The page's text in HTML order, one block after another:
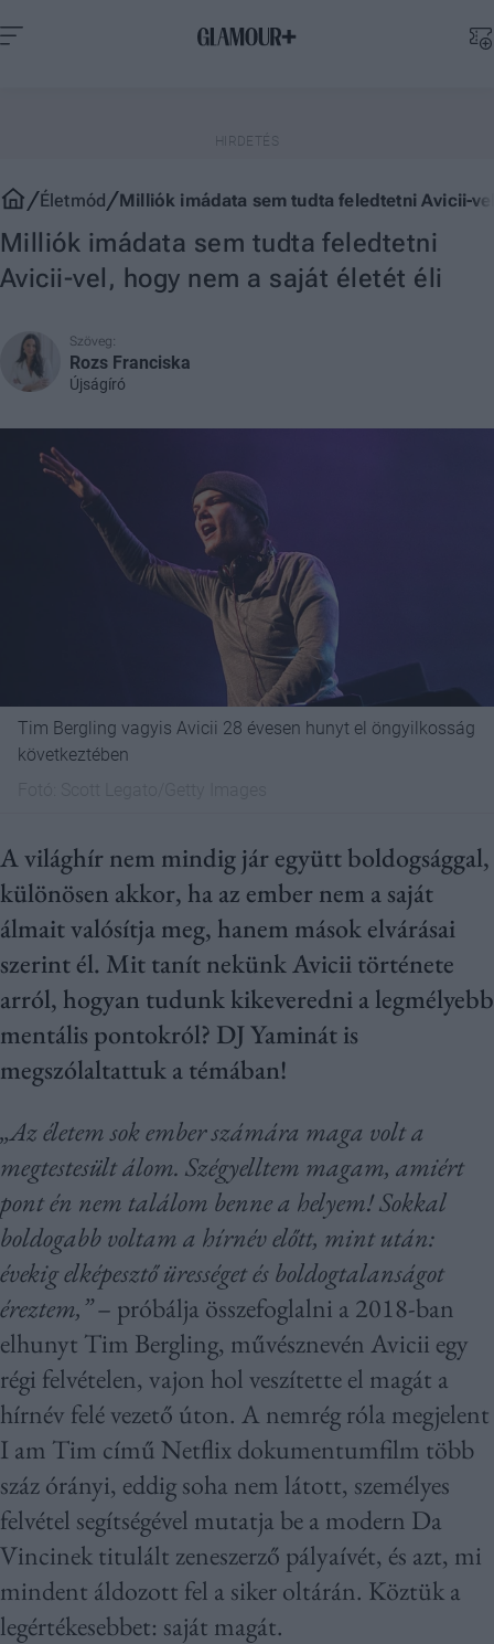
Életmód Milliók imádata sem tudta feledtetni Avicii-
Milliók imádata sem tudta feledtetni
Avicii-vel, hogy nem a saját életét éli
Szöveg:
Rozs Franciska
Újságíró
Tim Bergling vagyis Avicii 28 évesen hunyt el öngyilkosság
következtében
A világhír nem mindig jár együtt boldogsággal,
különösen akkor, ha az ember nem a saját
álmait valósítja meg, hanem mások elvárásai
szerint él. Mit tanít nekünk Avicii története
arról, hogyan tudunk kikeveredni a legmélyebb
mentális pontokról? DJ Yaminát is
megszólaltattuk a témában!
„Az életem sok ember számára maga volt a
megtestesült álom. Szégyelltem magam, amiért
pont én nem találom benne a helyem! Sokkal
boldogabb voltam a hírnév előtt, mint után:
évekig elképesztő ürességet és boldogtalanságot
éreztem,”– próbálja összefoglalni a 2018-ban
elhunyt Tim Bergling, művésznevén Avicii egy
régi felvételen, vajon hol veszítette el magát a
hírnév felé vezető úton. A nemrég róla megjelent
I am Tim című Netflix dokumentumfilm több
száz órányi, eddig soha nem látott, személyes
felvétel segítségével mutatja be a modern Da
Vincinek titulált zeneszerző pályaívét, és azt, mi
mindent áldozott fel a siker oltárán. Köztük a
legértékesebbet: saját magát.